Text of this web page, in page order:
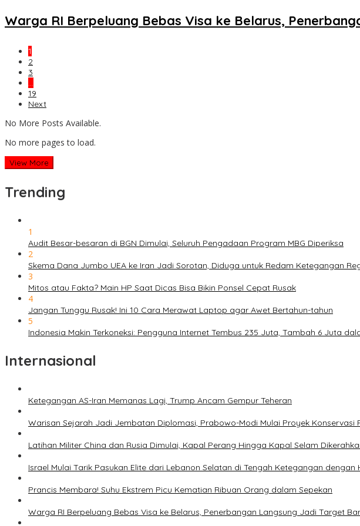
Warga RI Berpeluang Bebas Visa ke Belarus,
1
2
3
…
19
Next
No More Posts Available.
No more pages to load.
View More
Trending
1
Audit Besar-besaran di BGN Dimulai, Seluruh Pengadaan Program MBG Diperiksa
2
Skema Dana Jumbo UEA ke Iran Jadi Sorotan, Diduga untuk Redam Ketegangan
3
Mitos atau Fakta? Main HP Saat Dicas Bisa Bikin Ponsel Cepat Rusak
4
Jangan Tunggu Rusak! Ini 10 Cara Merawat Laptop agar Awet Bertahun-tahun
5
Indonesia Makin Terkoneksi: Pengguna Internet Tembus 235 Juta, Tambah 6 Juta
Internasional
Ketegangan AS-Iran Memanas Lagi, Trump Ancam Gempur Teheran
Warisan Sejarah Jadi Jembatan Diplomasi, Prabowo-Modi Mulai Proyek Konservasi
Latihan Militer China dan Rusia Dimulai, Kapal Perang Hingga Kapal Selam
Israel Mulai Tarik Pasukan Elite dari Lebanon Selatan di Tengah Ketegangan dengan
Prancis Membara! Suhu Ekstrem Picu Kematian Ribuan Orang dalam Sepekan
Warga RI Berpeluang Bebas Visa ke Belarus, Penerbangan Langsung Jadi Target